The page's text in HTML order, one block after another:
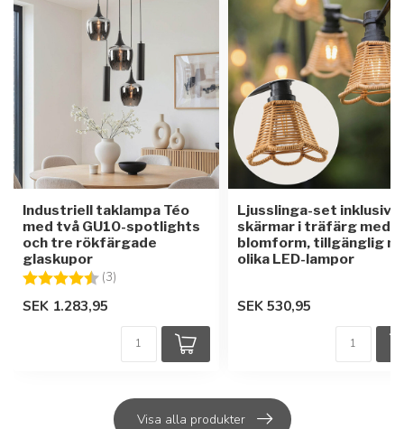
Industriell taklampa Téo
med två GU10-spotlights
och tre rökfärgade
glaskupor
Betyg:
(3)
SEK 1.283,95
Ljusslinga-set inklusive
skärmar i träfärg med
blomform, tillgänglig
olika LED-lampor
SEK 530,95
Visa alla produkter